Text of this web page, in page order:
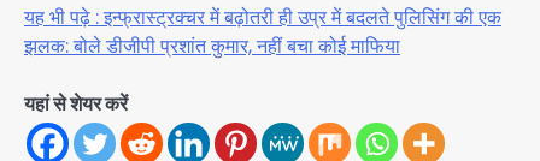
यह भी पढ़े : इन्फ्रास्ट्रक्चर में बढ़ोतरी ही उप्र में बदलते पुलिसिंग की एक
झलक: बोले डीजीपी प्रशांत कुमार, नहीं बचा कोई माफिया
यहां से शेयर करें